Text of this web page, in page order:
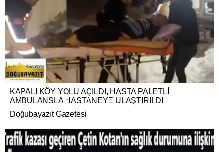
KAPALI KÖY YOLU AÇILDI, HASTA PALETLİ
AMBULANSLA HASTANEYE ULAŞTIRILDI
Doğubayazıt Gazetesi